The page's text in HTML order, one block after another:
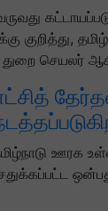
குறித்து,
செயலர்
ஊரக